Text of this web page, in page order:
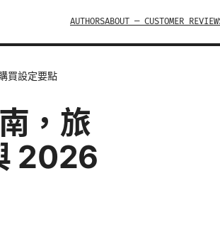
AUTHORSABOUT — CUSTOMER
買設定要點
，旅
2026